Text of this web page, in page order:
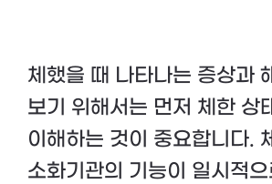
체했을 때 나타나는 증상과
보기 위해서는 먼저 체한 상
이해하는 것이 중요합니다.
소화기관의 기능이 일시적